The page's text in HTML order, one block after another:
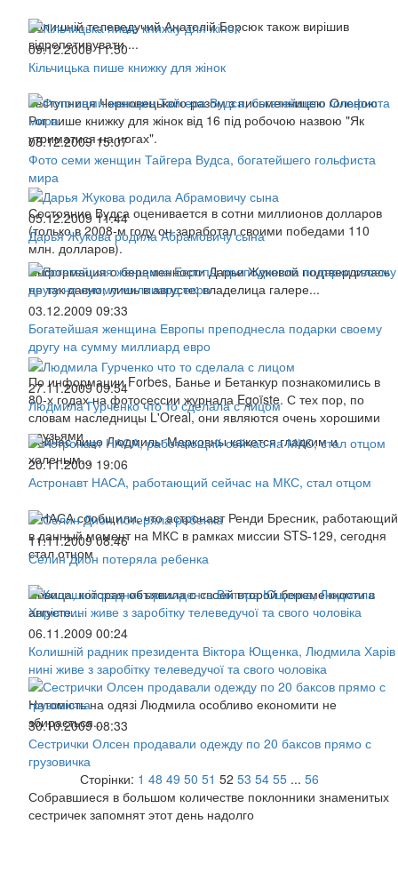
Колишній телеведучий Анатолій Борсюк також вирішив
відрепетирувати ...
09.12.2009 11:50
Кільчицька пише книжку для жінок
Заступниця Черновецького разом з письменницею Оленою
Рог пише книжку для жінок від 16 під робочою назвою "Як
утриматися на ногах".
08.12.2009 15:07
Фото семи женщин Тайгера Вудса, богатейшего гольфиста
мира
Состояние Вудса оценивается в сотни миллионов долларов
(только в 2008-м году он заработал своими победами 110
млн. долларов).
05.12.2009 11:44
Дарья Жукова родила Абрамовичу сына
Информация о беременности Дарьи Жуковой подтвердилась
не так давно, лишь в августе: владелица галере...
03.12.2009 09:33
Богатейшая женщина Европы преподнесла подарки своему
другу на сумму миллиард евро
По информации Forbes, Банье и Бетанкур познакомились в
80-х годах на фотосессии журнала Egoïste. С тех пор, по
словам наследницы L'Oreal, они являются очень хорошими
друзьями
27.11.2009 09:54
Людмила Гурченко что то сделала с лицом
Сейчас лицо Людмилы Марковны кажется гладким и
холеным...
20.11.2009 19:06
Астронавт НАСА, работающий сейчас на МКС, стал отцом
В НАСА сообщили, что астронавт Ренди Бресник, работающий
в данный момент на МКС в рамках миссии STS-129, сегодня
стал отцом
11.11.2009 08:46
Селин Дион потеряла ребенка
Певица, которая объявила о своей второй беременности в
августе...
06.11.2009 00:24
Колишній радник президента Віктора Ющенка, Людмила Харів
нині живе з заробітку телеведучої та свого чоловіка
Натомість на одязі Людмила особливо економити не
збирається...
30.10.2009 08:33
Сестрички Олсен продавали одежду по 20 баксов прямо с
грузовичка
Собравшиеся в большом количестве поклонники знаменитых
сестричек запомнят этот день надолго
Сторінки: 1 48 49 50 51 52 53 54 55 ... 56